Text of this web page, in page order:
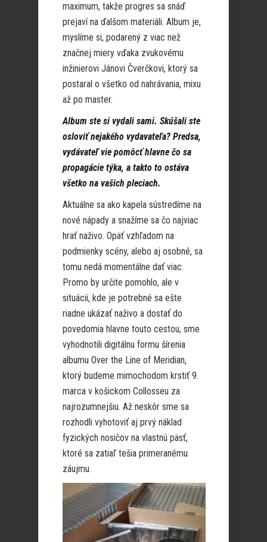
maximum, takže progres sa snáď
prejaví na ďalšom materiáli. Album je,
myslíme si, podarený z viac než
značnej miery vďaka zvukovému
inžinierovi Jánovi Čverčkovi, ktorý sa
postaral o všetko od nahrávania, mixu
až po master.
Album ste si vydali sami. Skúšali ste
osloviť nejakého vydavateľa? Predsa,
vydávateľ vie pomôcť hlavne čo sa
propagácie týka, a takto to ostáva
všetko na vašich pleciach.
Aktuálne sa ako kapela sústredíme na
nové nápady a snažíme sa čo najviac
hrať naživo. Opäť vzhľadom na
podmienky scény, alebo aj osobné, sa
tomu nedá momentálne dať viac.
Promo by určite pomohlo, ale v
situácii, kde je potrebné sa ešte
riadne ukázať naživo a dostať do
povedomia hlavne touto cestou, sme
vyhodnotili digitálnu formu šírenia
albumu Over the Line of Meridian,
ktorý budeme mimochodom krstiť 9.
marca v košickom Collosseu za
najrozumnejšiu. Až neskôr sme sa
rozhodli vyhotoviť aj prvý náklad
fyzických nosičov na vlastnú päsť,
ktoré sa zatiaľ tešia primeranému
záujmu.